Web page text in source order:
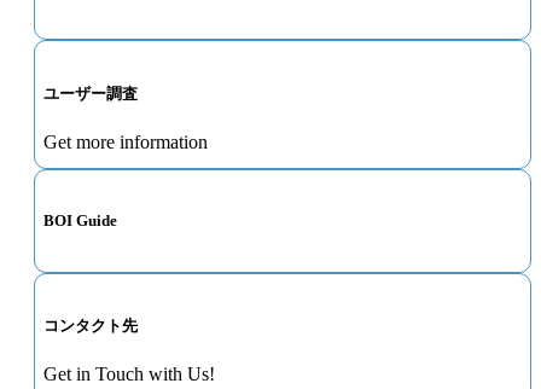
ユーザー調査
Get more information
BOI Guide
コンタクト先
Get in Touch with Us!